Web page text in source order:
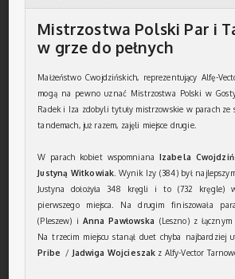
Mistrzostwa Polski Par i
w grze do pełnych
Małżeństwo Cwojdzińskich, reprezentujący Alfę-
mogą na pewno uznać Mistrzostwa Polski w
Radek i Iza zdobyli tytuły mistrzowskie w parach
tandemach, już razem, zajęli miejsce drugie.
W parach kobiet wspomniana Izabela
Justyną Witkowiak . Wynik Izy (384) był
Justyna dołożyła 348 kręgli i to (732 kręgle)
pierwszego miejsca. Na drugim finiszowała
(Pleszew) i Anna Pawłowska (Leszno) z
Na trzecim miejscu stanął duet chyba najbardziej
Pribe / Jadwiga Wojcieszak z Alfy-Vector